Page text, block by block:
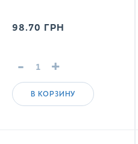
98.70 ГРН
- +
В КОРЗИНУ